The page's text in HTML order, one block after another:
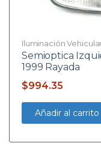
Iluminación
Semioptica
1999 Rayada
$994.35
Añadir al carrito